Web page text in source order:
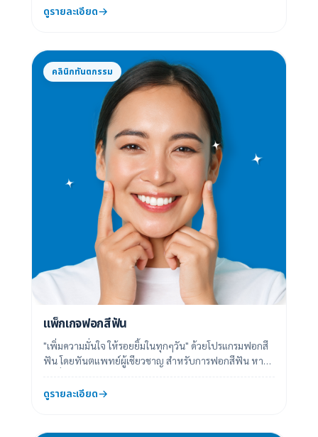
ดูรายละเอียด
คลินิกทันตกรรม
แพ็กเกจฟอกสีฟัน
"เพิ่มความมั่นใจ ให้รอยยิ้มในทุกๆวัน" ด้วยโปรแกรมฟอกสี
ฟัน โดยทันตแพทย์ผู้เชียวชาญ สำหรับการฟอกสีฟัน หาก
ดูรายละเอียด